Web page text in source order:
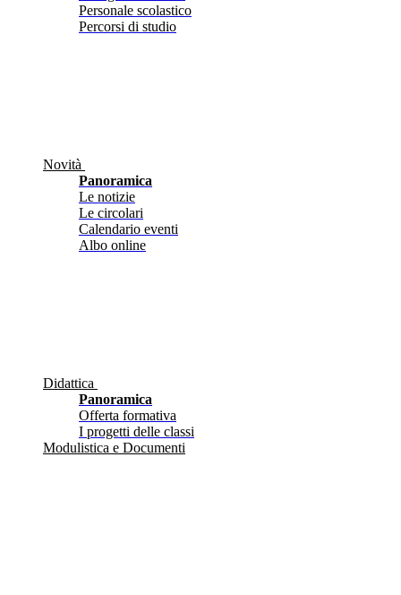
Personale scolastico
Percorsi di studio
Novità
Panoramica
Le notizie
Le circolari
Calendario eventi
Albo online
Didattica
Panoramica
Offerta formativa
I progetti delle classi
Modulistica e Documenti